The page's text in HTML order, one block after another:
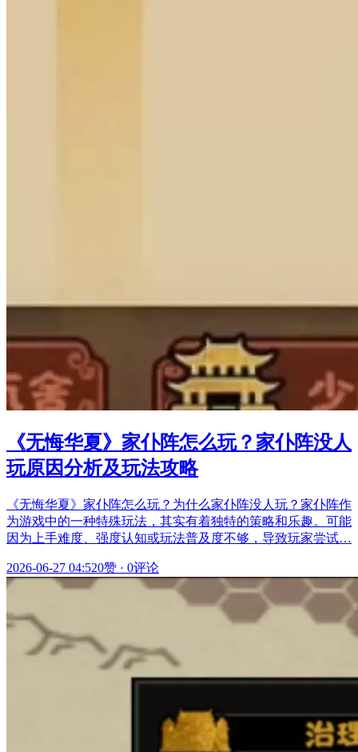
《无悔华夏》家仆阵怎么玩？家仆阵没人
玩原因分析及玩法攻略
《无悔华夏》家仆阵怎么玩？为什么家仆阵没人玩？家仆阵作
为游戏中的一种特殊玩法，其实有着独特的策略和乐趣。可能
因为上手难度、强度认知或玩法普及度不够，导致玩家尝试…
2026-06-27 04:520赞 · 0评论